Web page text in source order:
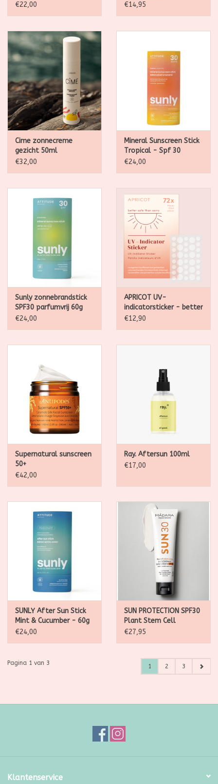
€22,00
€14,95
Cime zonnecreme
gezicht 50ml
€32,00
Mineral Sunscreen Stick
Tropical - Spf 30
€24,00
Sunly zonnebrandstick
SPF30 parfumvrij 60g
€24,00
APRICOT UV-
indicatorsticker - better
safe than sorry - x72
€12,90
Supernatural sunscreen
50+
€42,00
Ray. Aftersun 100ml
€17,00
SUNLY After Sun Stick
Mint & Cucumber - 60g
€24,00
SUN PROTECTION SPF30
Plant Stem Cell
Antioxidant Body
€27,95
Pagina 1 van 3 1 2 3
Klantenservice